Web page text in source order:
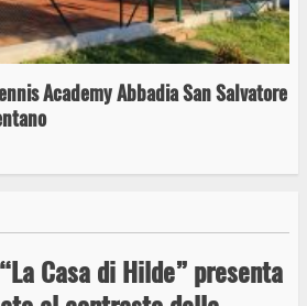
Academy Abbadia San Salvatore
Casa di Hilde” presenta